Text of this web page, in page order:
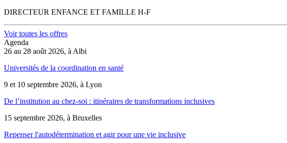
DIRECTEUR ENFANCE ET FAMILLE H-F
Voir toutes les offres
Agenda
26 au 28 août 2026, à Albi
Universités de la coordination en santé
9 et 10 septembre 2026, à Lyon
De l’institution au chez-soi : itinéraires de transformations inclusives
15 septembre 2026, à Bruxelles
Repenser l'autodétermination et agir pour une vie inclusive